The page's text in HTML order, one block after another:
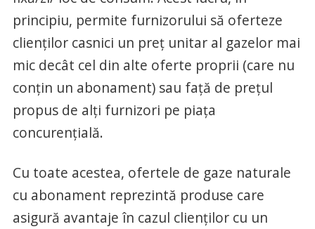
principiu, permite furnizorului să oferteze
clienţilor casnici un preţ unitar al gazelor mai
mic decât cel din alte oferte proprii (care nu
conţin un abonament) sau faţă de preţul
propus de alţi furnizori pe piaţa
concurenţială.
Cu toate acestea, ofertele de gaze naturale
cu abonament reprezintă produse care
asigură avantaje în cazul clienţilor cu un